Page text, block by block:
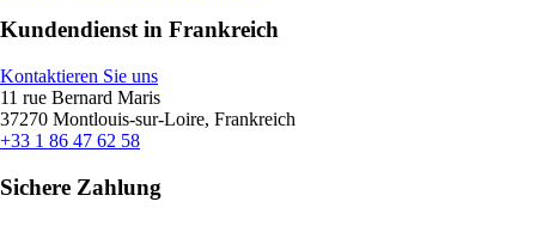
Kundendienst in Frankreich
Kontaktieren Sie uns
11 rue Bernard Maris
37270 Montlouis-sur-Loire, Frankreich
+33 1 86 47 62 58
Sichere Zahlung